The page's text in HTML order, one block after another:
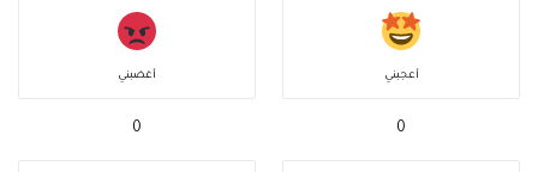
أعجبني
0
أغضبني
0